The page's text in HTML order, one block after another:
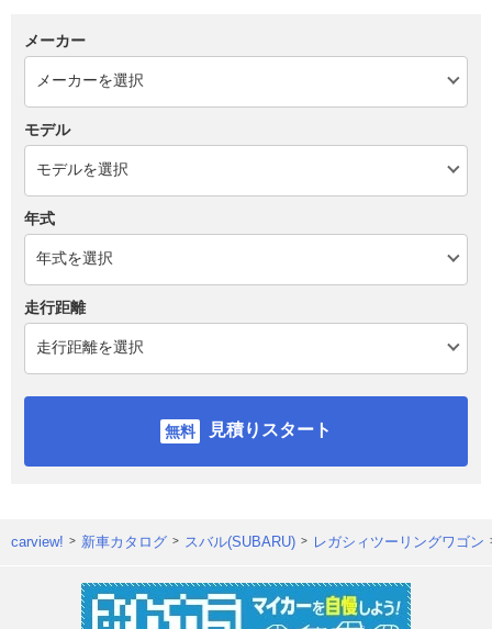
メーカー
モデル
年式
走行距離
見積りスタート
carview! 新車カタログ スバル(SUBARU) レガシィツーリングワゴン